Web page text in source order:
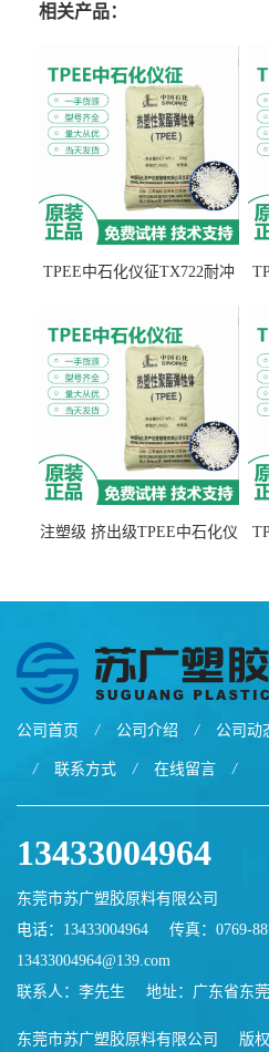
相关产品：
TPEE中石化仪征TX722耐冲
注塑级 挤出级TPEE中石化仪
公司首页 / 公司介绍 / 公司动
/ 联系方式 / 在线留言 /
13433004964
东莞市苏广塑胶原料有限公司
电话：13433004964
传真：0769-
13433004964@139.com
联系人：李先生
地址：广东省东
东莞市苏广塑胶原料有限公司 版